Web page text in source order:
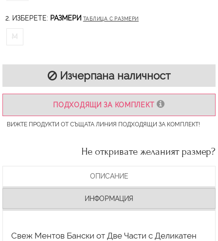
2. ИЗБЕРЕТЕ: РАЗМЕРИ ТАБЛИЦА С РАЗМЕРИ
M
Изчерпана наличност
ПОДХОДЯЩИ ЗА КОМПЛЕКТ
ВИЖТЕ ПРОДУКТИ ОТ СЪЩАТА ЛИНИЯ ПОДХОДЯЩИ ЗА КОМПЛЕКТ!
Не откривате желаният размер?
ОПИСАНИЕ
ИНФОРМАЦИЯ
Свеж Ментов Бански от Две Части с Деликатен